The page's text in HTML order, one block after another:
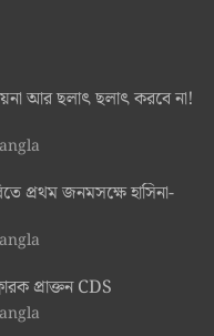
আর ছলাৎ ছলাৎ করবে না!
প্রথম জনমসক্ষে হাসিনা-
প্রাক্তন CDS